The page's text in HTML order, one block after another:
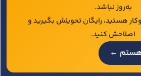
به‌روز نباشد.
هستید، رایگان تحویلش بگیرید و
اصلاحش کنید.
هستم ←